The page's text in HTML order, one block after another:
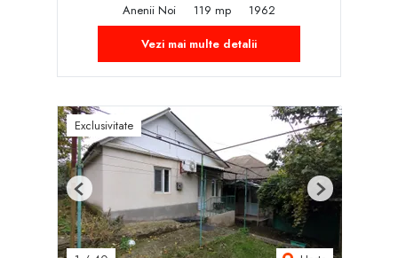
Anenii Noi
119 mp
1962
Vezi mai multe detalii
Exclusivitate
Previous Next